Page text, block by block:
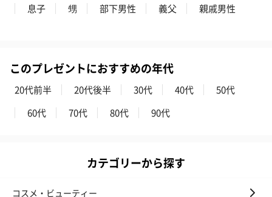
ト【ありがとう】
ドクリーム（
息子
甥 部下男性 義父 親戚男性
このプレゼントにおすすめの年代
20代前半 20代後半 30代 40代
50代
60代
70代 80代 90代
カテゴリーから探す
コスメ・ビューティー